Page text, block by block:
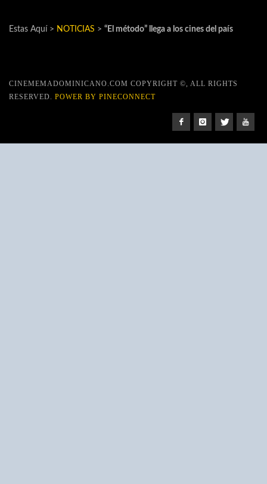
Estas Aquí > NOTICIAS > “El método” llega a los cines del país
CINEMEMADOMINICANO.COM COPYRIGHT ©, ALL RIGHTS
RESERVED. POWER BY PINECONNECT